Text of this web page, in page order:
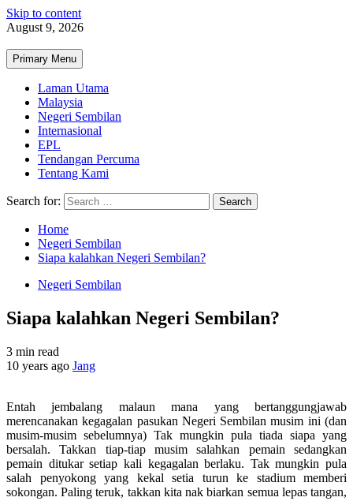
Skip to content
August 9, 2026
Primary Menu
Laman Utama
Malaysia
Negeri Sembilan
Internasional
EPL
Tendangan Percuma
Tentang Kami
Search for:
Home
Negeri Sembilan
Siapa kalahkan Negeri Sembilan?
Negeri Sembilan
Siapa kalahkan Negeri Sembilan?
3 min read
10 years ago Jang
Entah jembalang malaun mana yang bertanggungjawab
merencanakan kegagalan pasukan Negeri Sembilan musim ini (dan
musim-musim sebelumnya) Tak mungkin pula tiada siapa yang
bersalah. Takkan tiap-tiap musim salahkan pemain sedangkan
pemain ditukar setiap kali kegagalan berlaku. Tak mungkin pula
salah penyokong yang kekal setia turun ke stadium memberi
sokongan. Paling teruk, takkan kita nak biarkan semua lepas tangan,